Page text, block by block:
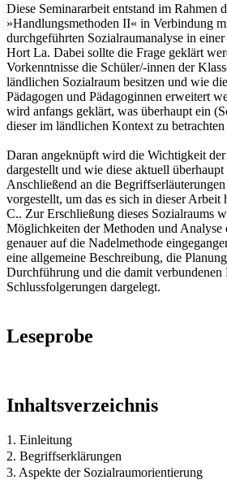
Diese Seminararbeit entstand im Rahmen
»Handlungsmethoden II« in Verbindung
durchgeführten Sozialraumanalyse in
Hort La. Dabei sollte die Frage geklärt
Vorkenntnisse die Schüler/-innen der
ländlichen Sozialraum besitzen und wie
Pädagogen und Pädagoginnen erweitert
wird anfangs geklärt, was überhaupt ein
dieser im ländlichen Kontext zu betrachten
Daran angeknüpft wird die Wichtigkeit
dargestellt und wie diese aktuell überhaupt
Anschließend an die
vorgestellt, um das es sich in dieser Arbeit
C.. Zur Erschließung dieses Sozialraums
Möglichkeiten der Methoden und Analyse
genauer auf die Nadelmethode
eine allgemeine Beschreibung, die
Durchführung und die damit verbundenen
Schlussfolgerungen dargelegt.
Leseprobe
Inhaltsverzeichnis
1. Einleitung
2. Begriffserklärungen
3. Aspekte der Sozialraumorientierung